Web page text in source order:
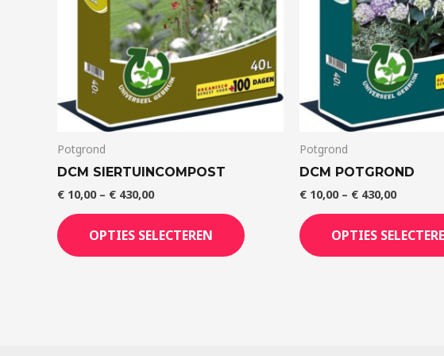
Potgrond
DCM SIERTUINCOMPOST
€ 10,00– € 430,00
OPTIES SELECTEREN
Potgrond
DCM POTGROND
€ 10,00– € 430,00
OPTIES